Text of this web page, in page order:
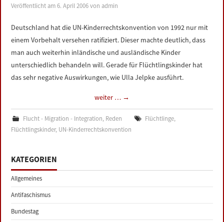
IMPRESSUM
Veröffentlicht am6. April 2006 vonadmin
Deutschland hat die UN-Kinderrechtskonvention von 1992 nur mit
einem Vorbehalt versehen ratifiziert. Dieser machte deutlich, dass
man auch weiterhin inländische und ausländische Kinder
unterschiedlich behandeln will. Gerade für Flüchtlingskinder hat
das sehr negative Auswirkungen, wie Ulla Jelpke ausführt.
weiter … →
Flucht - Migration - Integration, Reden Flüchtlinge,
Flüchtlingskinder, UN-Kinderrechtskonvention
KATEGORIEN
Allgemeines
Antifaschismus
Bundestag